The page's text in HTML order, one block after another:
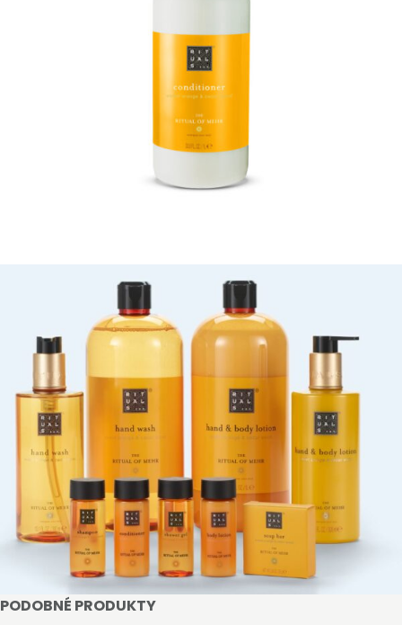
PODOBNÉ PRODUKTY
STAŇTE SE KLIENTEM
získat slevy až do výše 25 % v závislosti na velikosti
vašeho zařízení.
Registrovat